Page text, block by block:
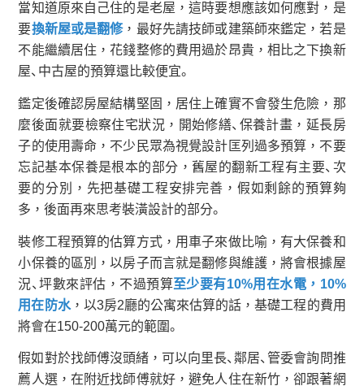
當知道原來自己住的是老屋，這時要想應該如何應對，是
要換新屋或是翻修，最好先請技師或建築師來鑑定，若是
不能繼續居住，花錢整修的費用過於昂貴，相比之下換新
屋、中古屋的預算還比較便宜。
鑑定後確認房屋結構堅固，居住上確實不會發生危險，那
麼後面就要檢察住宅狀況，開始修繕、保養計畫，延長房
子的使用壽命，不少民眾為視覺設計匡列過多預算，不要
忘記基本保養是根本的部分，舊屋的翻新工程有主要、次
要的分別，先把基礎工程安排完善，假如剩餘的預算夠
多，後面再來思考裝潢設計的部分。
裝修工程預算的估算方式，用車子來做比喻，有大保養和
小保養的區別，以房子而言就是翻修與維護，將會根據屋
況、坪數來評估，不過預算至少要有10%用在水電，10%
用在防水，以3房2廳的公寓來估算的話，基礎工程的費用
將會在150-200萬元的範圍。
假如對於找師傅沒頭緒，可以向里長、鄰居、管委會詢問推
薦人選，在附近找師傅就好，避免人住在新竹，卻跟著網